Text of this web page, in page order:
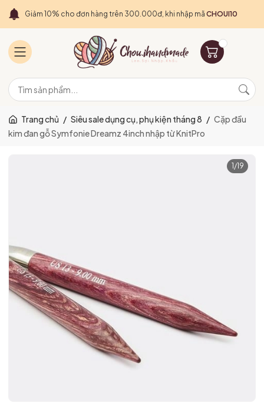
Giảm 10% cho đơn hàng trên 300.000đ, khi nhập mã CHOUI10
Trang chủ / Siêu sale dụng cụ, phụ kiện tháng 8 / Cặp đầu
kim đan gỗ Symfonie Dreamz 4inch nhập từ KnitPro
1 /19